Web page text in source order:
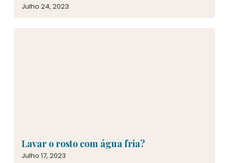
Julho 24, 2023
Lavar o rosto com água fria?
Julho 17, 2023